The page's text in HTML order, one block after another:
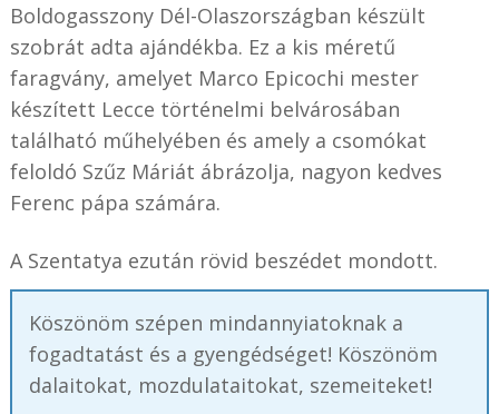
Boldogasszony Dél-Olaszországban készült
szobrát adta ajándékba. Ez a kis méretű
faragvány, amelyet Marco Epicochi mester
készített Lecce történelmi belvárosában
található műhelyében és amely a csomókat
feloldó Szűz Máriát ábrázolja, nagyon kedves
Ferenc pápa számára.
A Szentatya ezután rövid beszédet mondott.
Köszönöm szépen mindannyiatoknak a
fogadtatást és a gyengédséget! Köszönöm
dalaitokat, mozdulataitokat, szemeiteket!